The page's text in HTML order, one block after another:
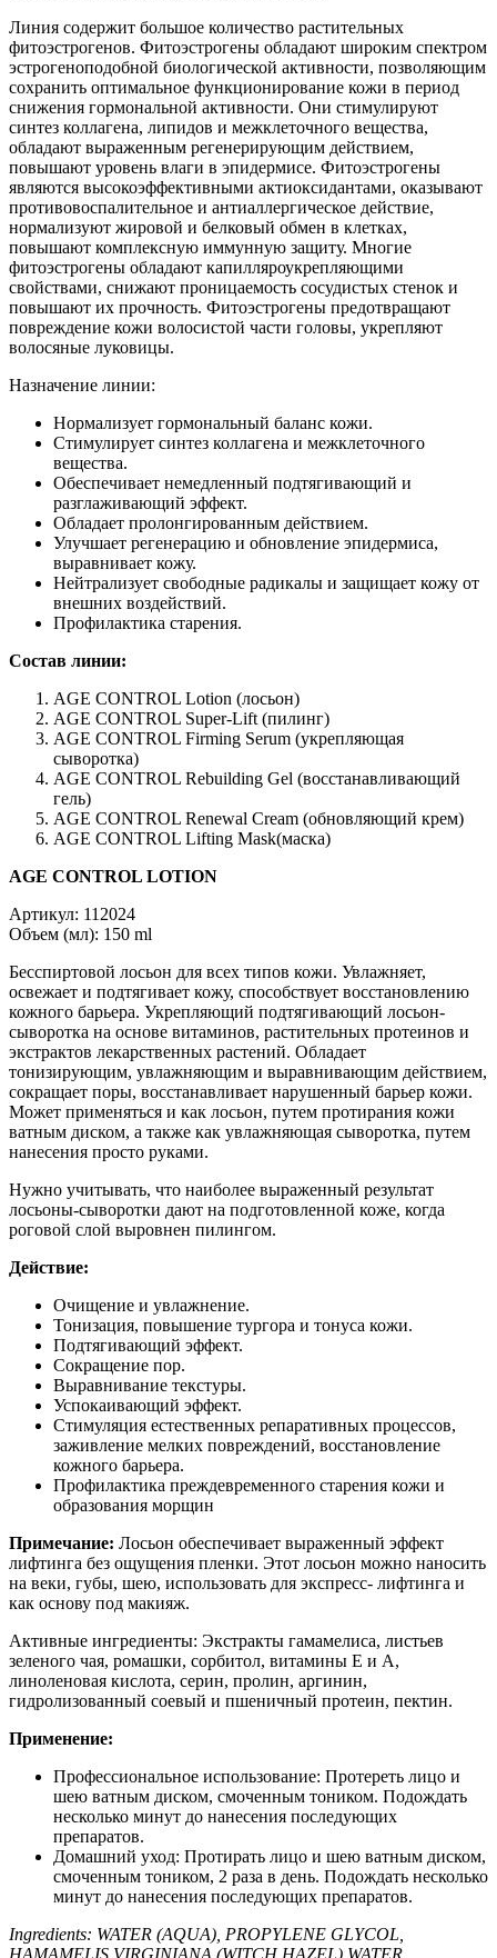
Линия содержит большое количество растительных
фитоэстрогенов. Фитоэстрогены обладают широким спектром
эстрогеноподобной биологической активности, позволяющим
сохранить оптимальное функционирование кожи в период
снижения гормональной активности. Они стимулируют
синтез коллагена, липидов и межклеточного вещества,
обладают выраженным регенерирующим действием,
повышают уровень влаги в эпидермисе. Фитоэстрогены
являются высокоэффективными актиоксидантами, оказывают
противовоспалительное и антиаллергическое действие,
нормализуют жировой и белковый обмен в клетках,
повышают комплексную иммунную защиту. Многие
фитоэстрогены обладают капилляроукрепляющими
свойствами, снижают проницаемость сосудистых стенок и
повышают их прочность. Фитоэстрогены предотвращают
повреждение кожи волосистой части головы, укрепляют
волосяные луковицы.
Назначение линии:
Нормализует гормональный баланс кожи.
Стимулирует синтез коллагена и межклеточного
вещества.
Обеспечивает немедленный подтягивающий и
разглаживающий эффект.
Обладает пролонгированным действием.
Улучшает регенерацию и обновление эпидермиса,
выравнивает кожу.
Нейтрализует свободные радикалы и защищает кожу от
внешних воздействий.
Профилактика старения.
Состав линии:
AGE CONTROL Lotion (лосьон)
AGE CONTROL Super-Lift (пилинг)
AGE CONTROL Firming Serum (укрепляющая
сыворотка)
AGE CONTROL Rebuilding Gel (восстанавливающий
гель)
AGE CONTROL Renewal Cream (обновляющий крем)
AGE CONTROL Lifting Mask(маска)
AGE CONTROL LOTION
Артикул: 112024
Объем (мл): 150 ml
Бесспиртовой лосьон для всех типов кожи. Увлажняет,
освежает и подтягивает кожу, способствует восстановлению
кожного барьера. Укрепляющий подтягивающий лосьон-
сыворотка на основе витаминов, растительных протеинов и
экстрактов лекарственных растений. Обладает
тонизирующим, увлажняющим и выравнивающим действием,
сокращает поры, восстанавливает нарушенный барьер кожи.
Может применяться и как лосьон, путем протирания кожи
ватным диском, а также как увлажняющая сыворотка, путем
нанесения просто руками.
Нужно учитывать, что наиболее выраженный результат
лосьоны-сыворотки дают на подготовленной коже, когда
роговой слой выровнен пилингом.
Действие:
Очищение и увлажнение.
Тонизация, повышение тургора и тонуса кожи.
Подтягивающий эффект.
Сокращение пор.
Выравнивание текстуры.
Успокаивающий эффект.
Стимуляция естественных репаративных процессов,
заживление мелких повреждений, восстановление
кожного барьера.
Профилактика преждевременного старения кожи и
образования морщин
Примечание: Лосьон обеспечивает выраженный эффект
лифтинга без ощущения пленки. Этот лосьон можно наносить
на веки, губы, шею, использовать для экспресс- лифтинга и
как основу под макияж.
Активные ингредиенты: Экстракты гамамелиса, листьев
зеленого чая, ромашки, сорбитол, витамины Е и А,
линоленовая кислота, серин, пролин, аргинин,
гидролизованный соевый и пшеничный протеин, пектин.
Применение:
Профессиональное использование: Протереть лицо и
шею ватным диском, смоченным тоником. Подождать
несколько минут до нанесения последующих
препаратов.
Домашний уход: Протирать лицо и шею ватным диском,
смоченным тоником, 2 раза в день. Подождать несколько
минут до нанесения последующих препаратов.
Ingredients: WATER (AQUA), PROPYLENE GLYCOL,
HAMAMELIS VIRGINIANA (WITCH HAZEL) WATER,